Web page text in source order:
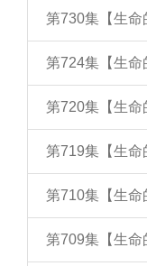
第730集【生命
第724集【生命
第720集【生命
第719集【生命
第710集【生命
第709集【生命